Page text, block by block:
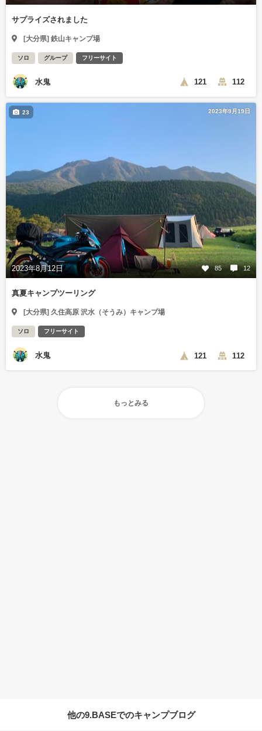
サプライズされました
[大分県] 鉄山キャンプ場
ソロ グループ フリーサイト
水鬼 121 112
2023年9月19日
2023年8月12日 85 12
23
真夏キャンプツーリング
[大分県] 久住高原 沢水（そうみ）キャンプ場
ソロ フリーサイト
水鬼 121 112
もっとみる
他の9.BASEでのキャンプブログ